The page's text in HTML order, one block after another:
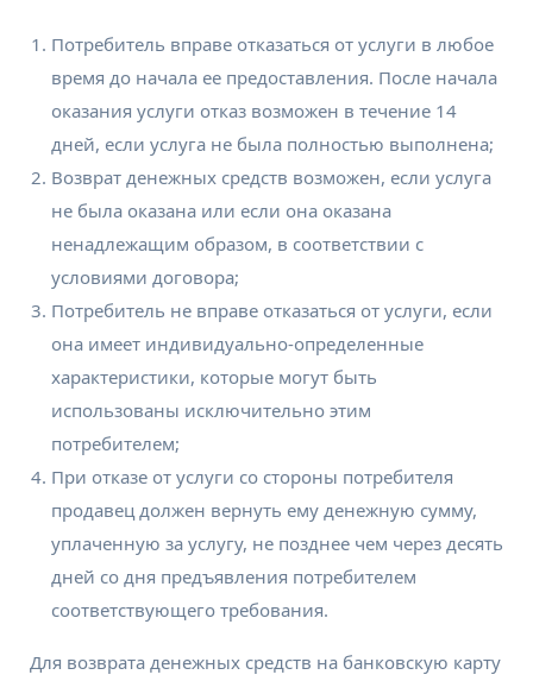
Потребитель вправе отказаться от услуги в любое
время до начала ее предоставления. После начала
оказания услуги отказ возможен в течение 14
дней, если услуга не была полностью выполнена;
Возврат денежных средств возможен, если услуга
не была оказана или если она оказана
ненадлежащим образом, в соответствии с
условиями договора;
Потребитель не вправе отказаться от услуги, если
она имеет индивидуально-определенные
характеристики, которые могут быть
использованы исключительно этим
потребителем;
При отказе от услуги со стороны потребителя
продавец должен вернуть ему денежную сумму,
уплаченную за услугу, не позднее чем через десять
дней со дня предъявления потребителем
соответствующего требования.
Для возврата денежных средств на банковскую карту